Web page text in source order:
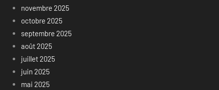
novembre 2025
octobre 2025
septembre 2025
août 2025
juillet 2025
juin 2025
mai 2025